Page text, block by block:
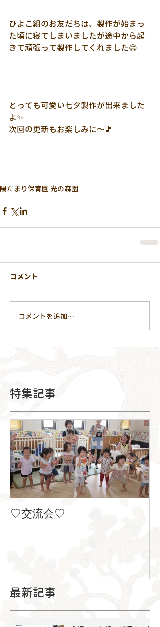
ひよこ組のお友だちは、製作が始まっ
た頃に寝てしまいましたが途中から起
きて頑張って製作してくれました😄
とっても可愛い七夕製作が出来ました
よ✨
次回の更新もお楽しみに～🎵
陽だまり保育園 光の森園
コメント
コメントを追加…
特集記事
♡交流会♡
最新記事